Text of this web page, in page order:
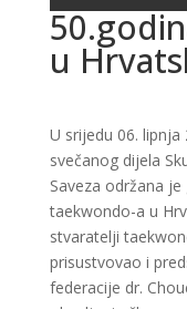
u
U srijedu 06.
svečanog dijela
Saveza održana
taekwondo-a u
stvaratelji
prisustvovao i
federacije dr.